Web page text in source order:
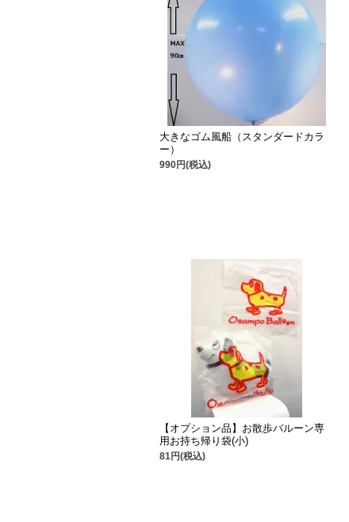
大きなゴム風船（スタンダードカラ
ー）
990円(税込)
【オプション品】お散歩バルーン専
用お持ち帰り袋(小)
81円(税込)